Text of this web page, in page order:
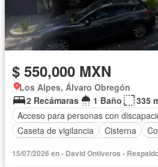
$ 550,000 MXN
Los Alpes, Álvaro Obregón
2 Recámaras
1 Baño
335
Acceso para personas con
Caseta de vigilancia
Cisterna
Electricidad
Estacionamiento
15/07/2026 en - David Ontiveros -